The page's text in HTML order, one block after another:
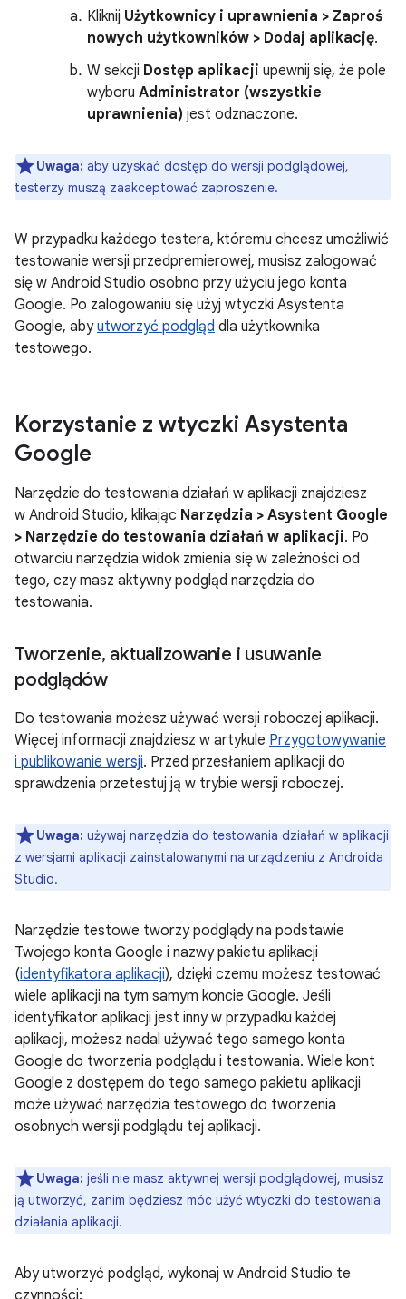
Kliknij Użytkownicy i uprawnienia > Zaproś
nowych użytkowników > Dodaj aplikację.
W sekcji Dostęp aplikacji upewnij się, że pole
wyboru Administrator (wszystkie
uprawnienia) jest odznaczone.
Uwaga: aby uzyskać dostęp do wersji podglądowej,
testerzy muszą zaakceptować zaproszenie.
W przypadku każdego testera, któremu chcesz umożliwić
testowanie wersji przedpremierowej, musisz zalogować
się w Android Studio osobno przy użyciu jego konta
Google. Po zalogowaniu się użyj wtyczki Asystenta
Google, abyutworzyć podgląd dla użytkownika
testowego.
Korzystanie z wtyczki Asystenta
Google
Narzędzie do testowania działań w aplikacji znajdziesz
w Android Studio, klikając Narzędzia > Asystent Google
> Narzędzie do testowania działań w aplikacji. Po
otwarciu narzędzia widok zmienia się w zależności od
tego, czy masz aktywny podgląd narzędzia do
testowania.
Tworzenie, aktualizowanie i usuwanie
podglądów
Do testowania możesz używać wersji roboczej aplikacji.
Więcej informacji znajdziesz w artykule Przygotowywanie
i publikowanie wersji. Przed przesłaniem aplikacji do
sprawdzenia przetestuj ją w trybie wersji roboczej.
Uwaga: używaj narzędzia do testowania działań w aplikacji
z wersjami aplikacji zainstalowanymi na urządzeniu z Androida
Studio.
Narzędzie testowe tworzy podglądy na podstawie
Twojego konta Google i nazwy pakietu aplikacji
(identyfikatora aplikacji), dzięki czemu możesz testować
wiele aplikacji na tym samym koncie Google. Jeśli
identyfikator aplikacji jest inny w przypadku każdej
aplikacji, możesz nadal używać tego samego konta
Google do tworzenia podglądu i testowania. Wiele kont
Google z dostępem do tego samego pakietu aplikacji
może używać narzędzia testowego do tworzenia
osobnych wersji podglądu tej aplikacji.
Uwaga: jeśli nie masz aktywnej wersji podglądowej, musisz
ją utworzyć, zanim będziesz móc użyć wtyczki do testowania
działania aplikacji.
Aby utworzyć podgląd, wykonaj w Android Studio te
czynności: